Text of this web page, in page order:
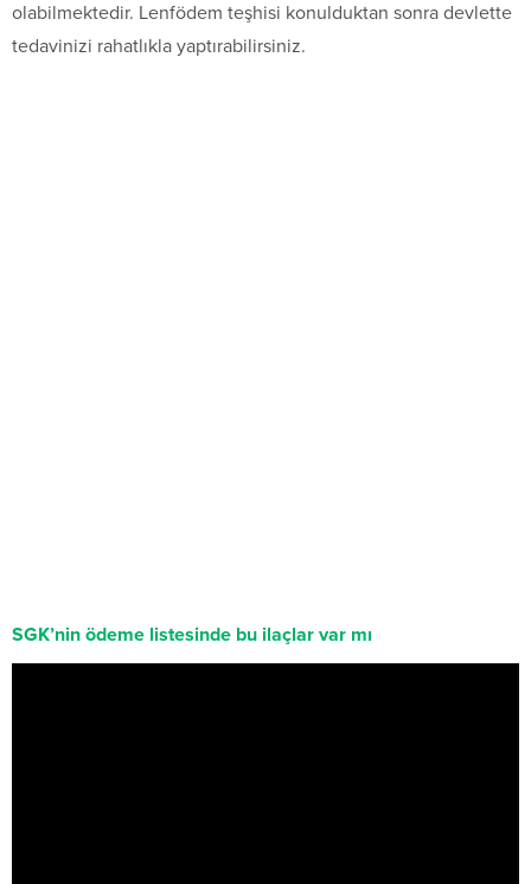
olabilmektedir. Lenfödem teşhisi konulduktan sonra devlette
tedavinizi rahatlıkla yaptırabilirsiniz.
SGK’nin ödeme listesinde bu ilaçlar var mı